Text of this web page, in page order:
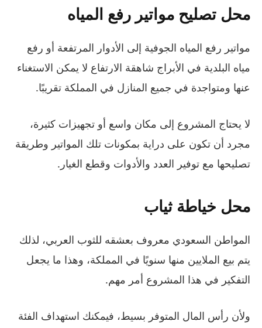
محل تصليح مواتير رفع المياه
مواتير رفع المياه الجوفية إلى الأدوار المرتفعة أو رفع
مياه البلدية في الأبراج شاهقة الارتفاع لا يمكن الاستغناء
عنها ومتواجدة في جميع المنازل في المملكة تقريبًا.
لا يحتاج المشروع إلى مكان واسع أو تجهيزات كثيرة،
مجرد أن تكون على دراية بمكونات تلك المواتير وطريقة
تصليحها مع توفير العدد والأدوات وقطع الغيار.
محل خياطة ثياب
المواطن السعودي معروف بعشقه للثوب العربي، لذلك
يتم بيع الملايين منها سنويًا في المملكة، وهذا ما يجعل
التفكير في هذا المشروع أمر مهم.
ولأن رأس المال المتوفر بسيط، فيمكنك استهداف الفئة